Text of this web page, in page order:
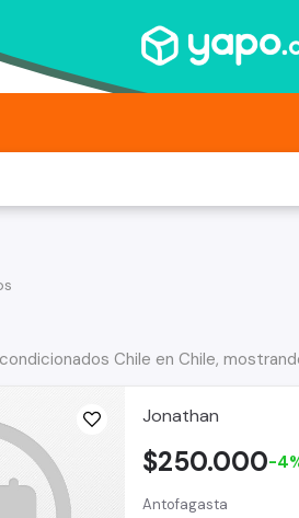
Chile en Chile,
Jonathan
Antofagasta
$250.000-